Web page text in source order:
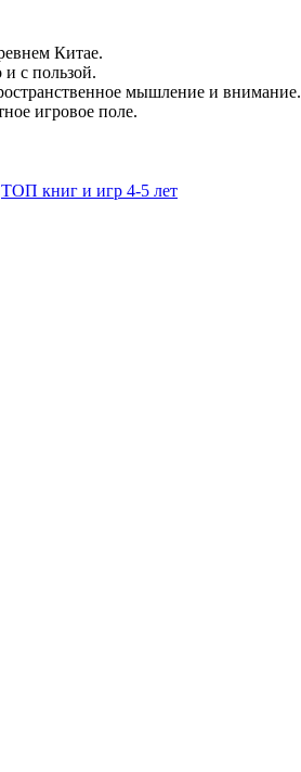
Китае.
с пользой.
мышление и внимание.
игровое поле.
ТОП книг и игр 4-5 лет